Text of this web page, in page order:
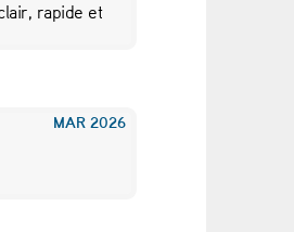
rapide et
MAR 2026